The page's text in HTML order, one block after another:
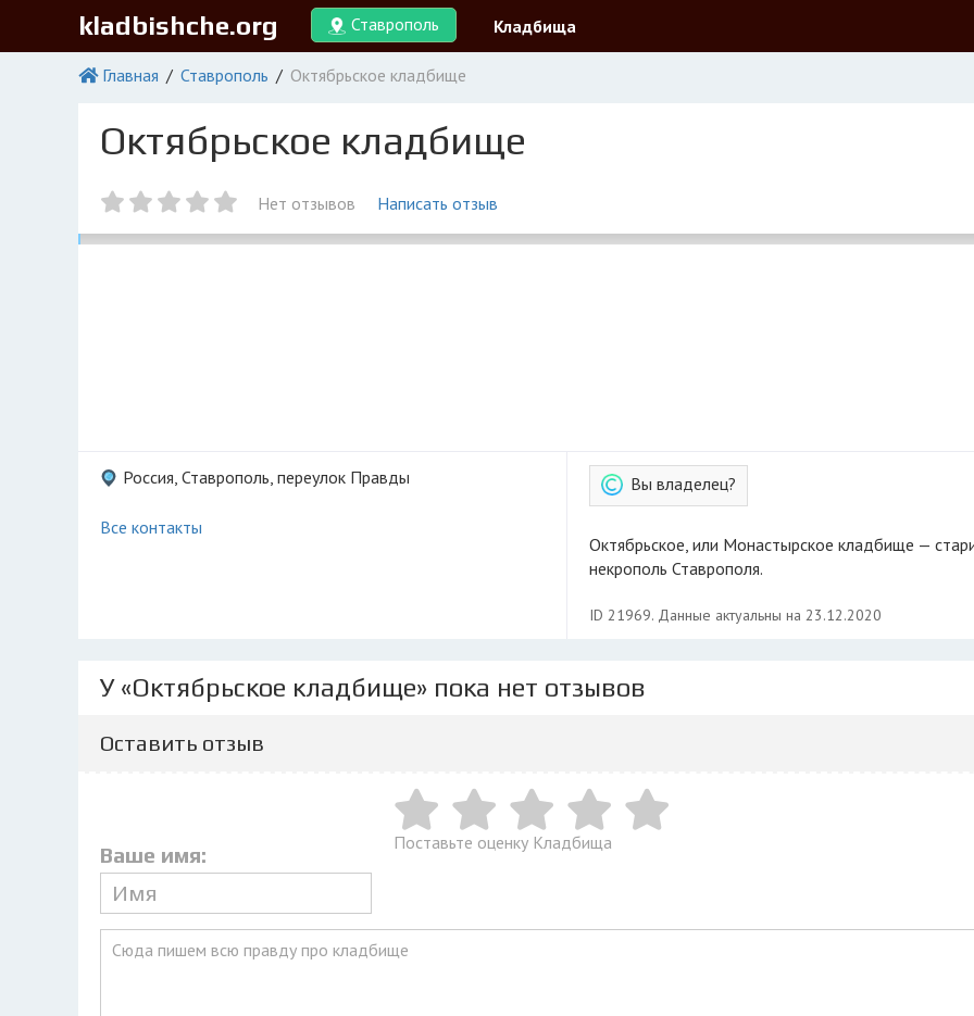
kladbishche.org Ставрополь Кладбища
Главная Ставрополь Октябрьское кладбище
Октябрьское кладбище
Нет отзывов Написать отзыв
Россия, Ставрополь, переулок Правды
Все контакты
Вы владелец?
Октябрьское, или Монастырское кладбище — старинный
некрополь Ставрополя.
ID 21969. Данные актуальны на 23.12.2020
У «Октябрьское кладбище» пока нет отзывов
Оставить отзыв
Ваше имя: Поставьте оценку Кладбища